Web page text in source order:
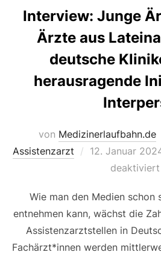
Interview: Junge
Ärzte aus
deutsche
herausragende
von Medizinerlaufbahn.de
Assistenzarzt
Veröffentlicht
12. Januar
deaktiviert
Wie man den Medien schon
entnehmen kann, wächst die
Assistenzarztstellen in
Fachärzt*innen werden